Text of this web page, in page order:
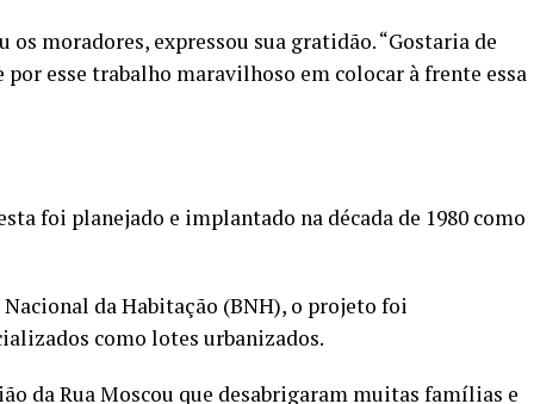
moradores, expressou sua gratidão. “Gostaria de
esse trabalho maravilhoso em colocar à frente essa
foi planejado e implantado na década de 1980 como
da Habitação (BNH), o projeto foi
como lotes urbanizados.
da Rua Moscou que desabrigaram muitas famílias e